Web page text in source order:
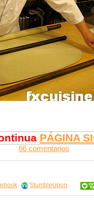
PÁGINA
66 comentarios
StumbleUpon